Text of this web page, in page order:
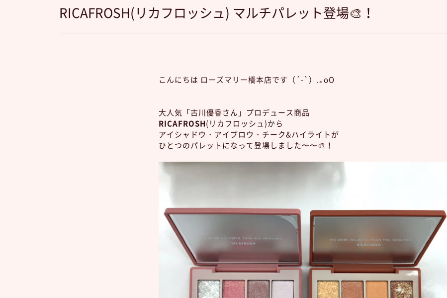
RICAFROSH(リカフロッシュ) マルチパレット登場🎨！
こんにちは ローズマリー橋本店です（´-`）.｡oO
大人気「古川優香さん」プロデュース商品
RICAFROSH(リカフロッシュ)から
アイシャドウ・アイブロウ・チーク&ハイライトが
ひとつのパレットになって登場しました〜〜🎨！